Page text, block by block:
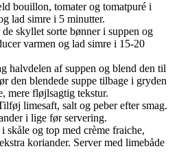
bouillon, tomater og tomatpuré i
lad simre i 5 minutter.
skyllet sorte bønner i suppen og
varmen og lad simre i 15-20
halvdelen af suppen og blend den til
den blendede suppe tilbage i gryden
mere fløjlsagtig tekstur.
limesaft, salt og peber efter smag.
i lige før servering.
skåle og top med crème fraiche,
koriander. Server med limebåde